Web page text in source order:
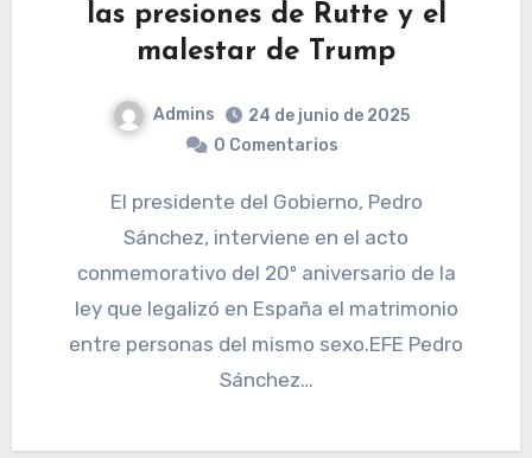
las presiones de Rutte y el
malestar de Trump
Admins
24 de junio de 2025
0 Comentarios
El presidente del Gobierno, Pedro
Sánchez, interviene en el acto
conmemorativo del 20º aniversario de la
ley que legalizó en España el matrimonio
entre personas del mismo sexo.EFE Pedro
Sánchez…